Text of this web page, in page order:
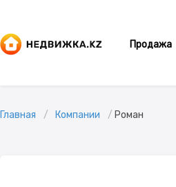
Продажа
Главная Компании Роман